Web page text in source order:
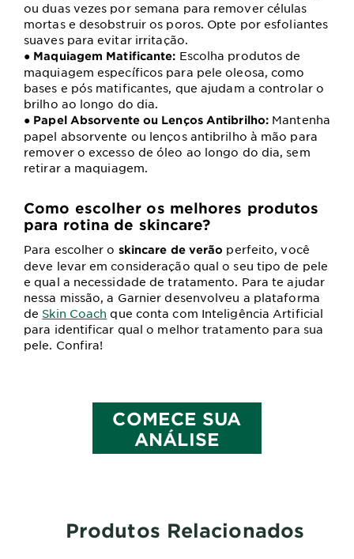
ou duas vezes por semana para remover células
mortas e desobstruir os poros. Opte por esfoliantes
suaves para evitar irritação.
● Maquiagem Matificante: Escolha produtos de
maquiagem específicos para pele oleosa, como
bases e pós matificantes, que ajudam a controlar o
brilho ao longo do dia.
● Papel Absorvente ou Lenços Antibrilho: Mantenha
papel absorvente ou lenços antibrilho à mão para
remover o excesso de óleo ao longo do dia, sem
retirar a maquiagem.
Como escolher os melhores produtos
para rotina de skincare?
Para escolher o skincare de verão perfeito, você
deve levar em consideração qual o seu tipo de pele
e qual a necessidade de tratamento. Para te ajudar
nessa missão, a Garnier desenvolveu a plataforma
de Skin Coach que conta com Inteligência Artificial
para identificar qual o melhor tratamento para sua
pele. Confira!
COMECE SUA
ANÁLISE
Produtos Relacionados